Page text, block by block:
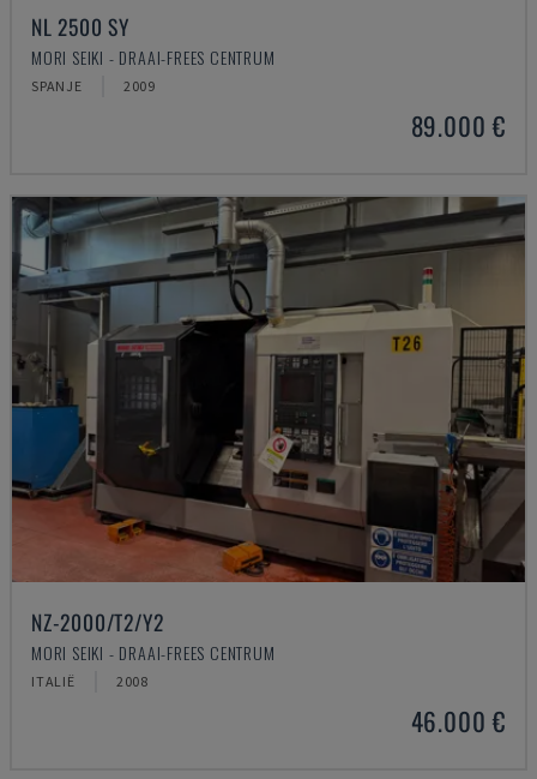
NL 2500 SY
MORI SEIKI - DRAAI-FREES CENTRUM
SPANJE 2009
89.000 €
NZ-2000/T2/Y2
MORI SEIKI - DRAAI-FREES CENTRUM
ITALIË 2008
46.000 €